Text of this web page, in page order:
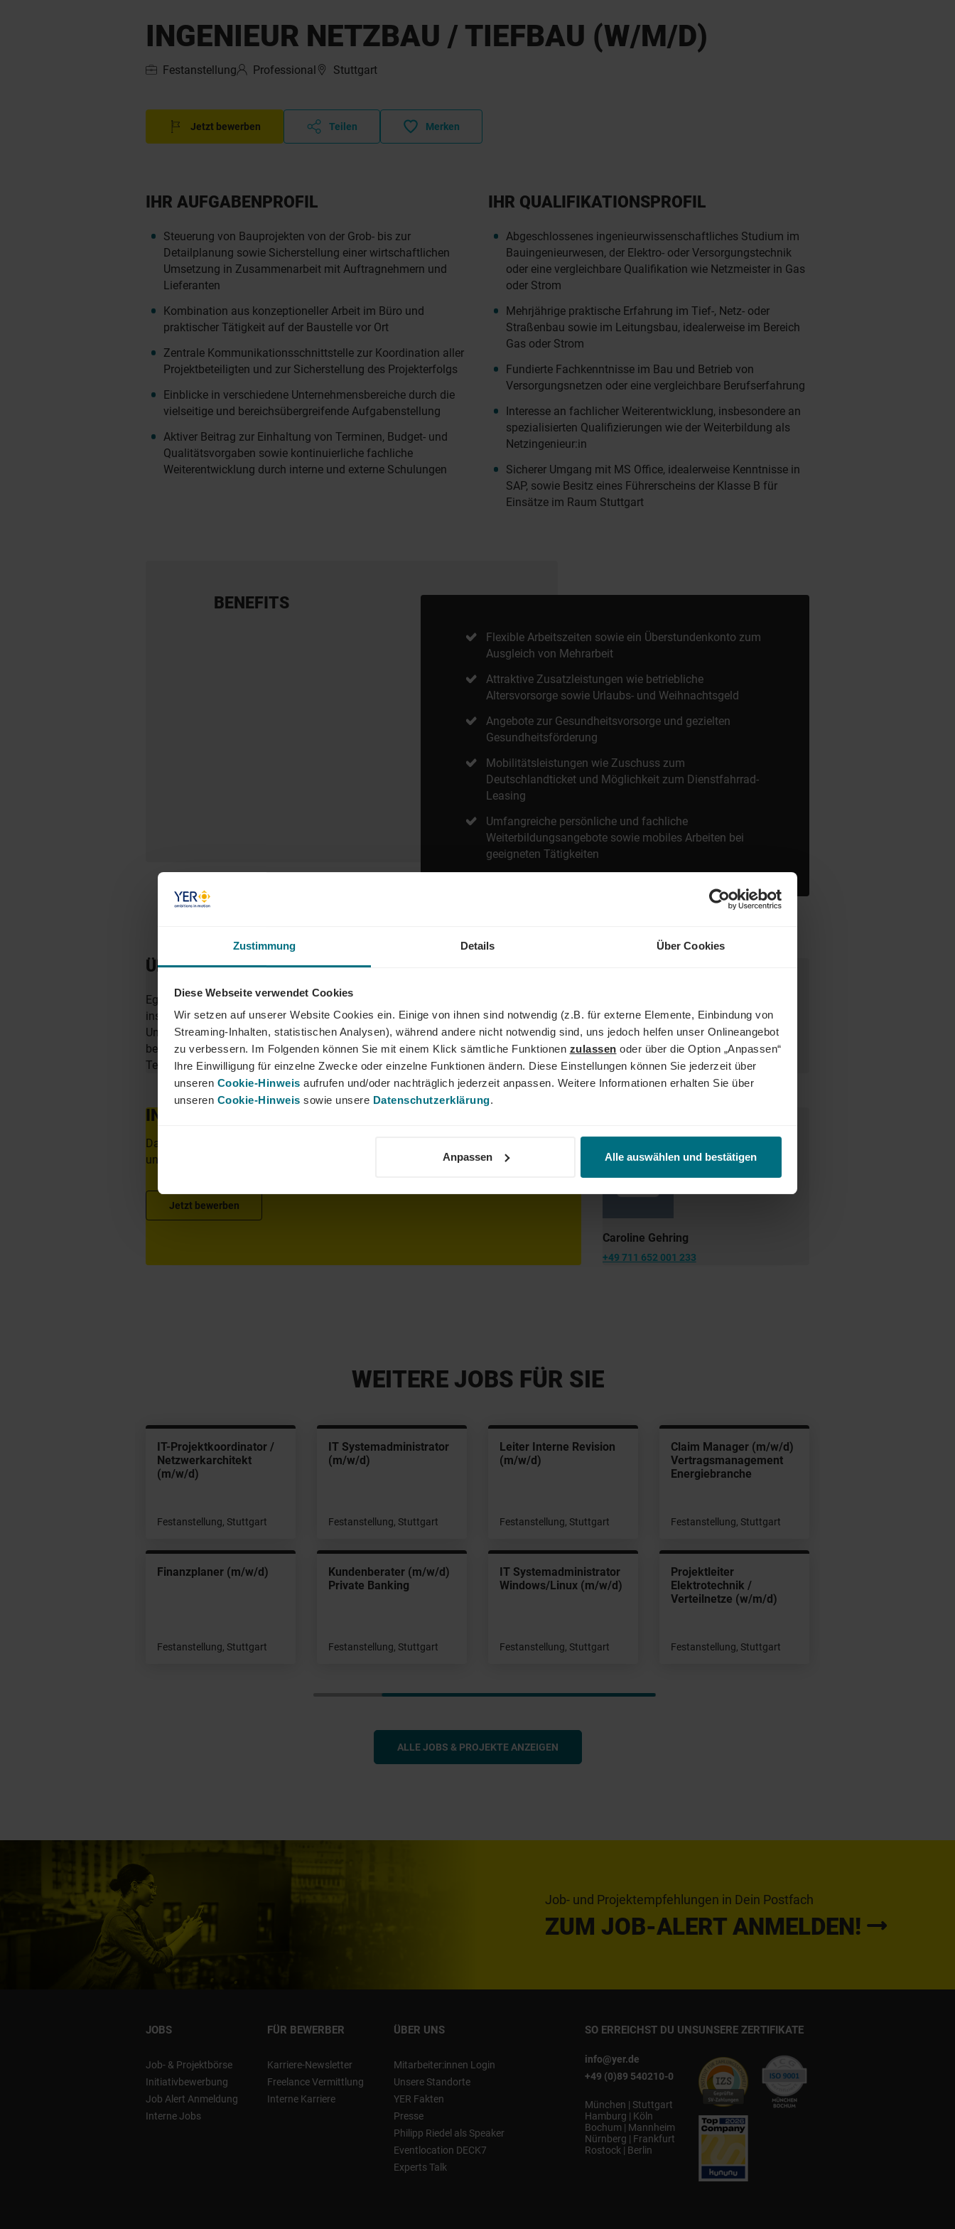
Zustimmung Details Über Cookies
Diese Webseite verwendet Cookies
Wir setzen auf unserer Website Cookies ein. Einige von ihnen sind notwendig (z.B. für externe Elemente, Einbindung von
Streaming-Inhalten, statistischen Analysen), während andere nicht notwendig sind, uns jedoch helfen unser Onlineangebot
zu verbessern. Im Folgenden können Sie mit einem Klick sämtliche Funktionen zulassen oder über die Option „Anpassen“
Ihre Einwilligung für einzelne Zwecke oder einzelne Funktionen ändern. Diese Einstellungen können Sie jederzeit über
unseren Cookie-Hinweis aufrufen und/oder nachträglich jederzeit anpassen. Weitere Informationen erhalten Sie über
unseren Cookie-Hinweis sowie unsere Datenschutzerklärung.
Anpassen Alle auswählen und bestätigen
INGENIEUR NETZBAU / TIEFBAU (W/M/D)
Festanstellung Professional Stuttgart
Jetzt bewerben Teilen Merken
IHR AUFGABENPROFIL
Steuerung von Bauprojekten von der Grob- bis zur
Detailplanung sowie Sicherstellung einer wirtschaftlichen
Umsetzung in Zusammenarbeit mit Auftragnehmern und
Lieferanten
Kombination aus konzeptioneller Arbeit im Büro und
praktischer Tätigkeit auf der Baustelle vor Ort
Zentrale Kommunikationsschnittstelle zur Koordination aller
Projektbeteiligten und zur Sicherstellung des Projekterfolgs
Einblicke in verschiedene Unternehmensbereiche durch die
vielseitige und bereichsübergreifende Aufgabenstellung
Aktiver Beitrag zur Einhaltung von Terminen, Budget- und
Qualitätsvorgaben sowie kontinuierliche fachliche
Weiterentwicklung durch interne und externe Schulungen
IHR QUALIFIKATIONSPROFIL
Abgeschlossenes ingenieurwissenschaftliches Studium im
Bauingenieurwesen, der Elektro- oder Versorgungstechnik
oder eine vergleichbare Qualifikation wie Netzmeister in Gas
oder Strom
Mehrjährige praktische Erfahrung im Tief-, Netz- oder
Straßenbau sowie im Leitungsbau, idealerweise im Bereich
Gas oder Strom
Fundierte Fachkenntnisse im Bau und Betrieb von
Versorgungsnetzen oder eine vergleichbare Berufserfahrung
Interesse an fachlicher Weiterentwicklung, insbesondere an
spezialisierten Qualifizierungen wie der Weiterbildung als
Netzingenieur:in
Sicherer Umgang mit MS Office, idealerweise Kenntnisse in
SAP, sowie Besitz eines Führerscheins der Klasse B für
Einsätze im Raum Stuttgart
BENEFITS
Flexible Arbeitszeiten sowie ein Überstundenkonto zum
Ausgleich von Mehrarbeit
Attraktive Zusatzleistungen wie betriebliche
Altersvorsorge sowie Urlaubs- und Weihnachtsgeld
Angebote zur Gesundheitsvorsorge und gezielten
Gesundheitsförderung
Mobilitätsleistungen wie Zuschuss zum
Deutschlandticket und Möglichkeit zum Dienstfahrrad-
Leasing
Umfangreiche persönliche und fachliche
Weiterbildungsangebote sowie mobiles Arbeiten bei
geeigneten Tätigkeiten
ÜBER YER DEUTSCHLAND
Egal ob als Junior, Professional oder Führungskraft: Wir begleiten den gesamten Karriereweg. Bundesweit warten attraktive Jobs,
insbesondere in den Bereichen Mobility, Tech und Energy. Unser Ziel ist es dabei stets, das "Perfect Match" zwischen Talenten und
Unternehmen zu finden. Als Teil der YER Group wächst unser Angebot an internationalen Services stetig weiter und eröffnet auch
berufliche Perspektiven über Ländergrenzen hinweg. Ob im Einsatz bei einem renommierten Kundenunternehmen oder im internen
Team von YER - bei uns beginnt der Weg zum Traumjob!
INTERESSIERT?
Dann freuen wir uns über Ihre Unterlagen inkl. Stundensatz und Verfügbarkeit über
unser Onlineportal.
Jetzt bewerben
Caroline Gehring
+49 711 652 001 233
WEITERE JOBS FÜR SIE
IT-Projektkoordinator /
Netzwerkarchitekt
(m/w/d)
Festanstellung, Stuttgart
Finanzplaner (m/w/d)
Festanstellung, Stuttgart
IT Systemadministrator
(m/w/d)
Festanstellung, Stuttgart
Kundenberater (m/w/d)
Private Banking
Festanstellung, Stuttgart
Leiter Interne Revision
(m/w/d)
Festanstellung, Stuttgart
IT Systemadministrator
Windows/Linux (m/w/d)
Festanstellung, Stuttgart
Claim Manager (m/w/d)
Vertragsmanagement
Energiebranche
Festanstellung, Stuttgart
Projektleiter
Elektrotechnik /
Verteilnetze (w/m/d)
Festanstellung, Stuttgart
ALLE JOBS & PROJEKTE ANZEIGEN
Job- und Projektempfehlungen in Dein Postfach
ZUM JOB-ALERT ANMELDEN!
JOBS
Job- & Projektbörse
Initiativbewerbung
Job Alert Anmeldung
Interne Jobs
FÜR BEWERBER
Karriere-Newsletter
Freelance Vermittlung
Interne Karriere
ÜBER UNS
Mitarbeiter:innen Login
Unsere Standorte
YER Fakten
Presse
Philipp Riedel als Speaker
Eventlocation DECK7
Experts Talk
SO ERREICHST DU UNS
info@yer.de
+49 (0)89 540210-0
München | Stuttgart
Hamburg | Köln
Bochum | Mannheim
Nürnberg | Frankfurt
Rostock | Berlin
UNSERE ZERTIFIKATE